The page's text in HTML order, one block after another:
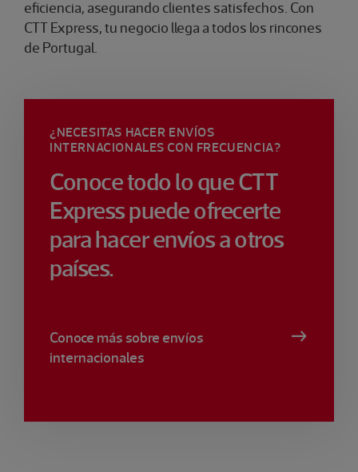
eficiencia, asegurando clientes satisfechos. Con
CTT Express, tu negocio llega a todos los rincones
de Portugal.
¿NECESITAS HACER ENVÍOS
INTERNACIONALES CON FRECUENCIA?
Conoce todo lo que CTT
Express puede ofrecerte
para hacer envíos a otros
países.
Conoce más sobre envíos
internacionales